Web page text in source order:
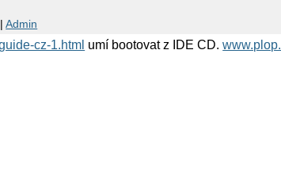
|Admin
cz-1.html umí bootovat z IDE CD.